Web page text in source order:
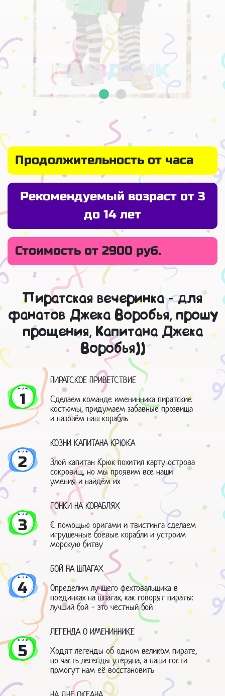
Продолжительность от часа
Рекомендуемый возраст от 3
до 14 лет
Стоимость от 2900 руб.
Пиратская вечеринка - для
фанатов Джека Воробья, прошу
прощения, Капитана Джека
Воробья))
1
ПИРАТСКОЕ ПРИВЕТСТВИЕ
Сделаем команде именинника пиратские
костюмы, придумаем забавные прозвища
и назовём наш корабль
2
КОЗНИ КАПИТАНА КРЮКА
Злой капитан Крюк похитил карту острова
сокровищ, но мы проявим все наши
умения и найдём их
3
ГОНКИ НА КОРАБЛЯХ
С помощью оригами и твистинга сделаем
игрушечные боевые корабли и устроим
морскую битву
4
БОЙ НА ШПАГАХ
Определим лучшего фехтовальщика в
поединках на шпагах, как говорят пираты:
лучший бой - это честный бой
5
ЛЕГЕНДА О ИМЕНИННИКЕ
Ходят легенды об одном великом пирате,
но часть легенды утеряна, а наши гости
помогут нам её восстановить